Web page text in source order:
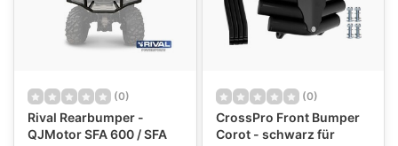
(0)
Rival Rearbumper -
QJMotor SFA 600 / SFA
(0)
CrossPro Front Bumper
Corot - schwarz für